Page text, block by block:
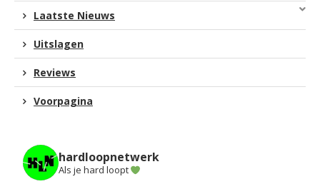
Laatste Nieuws
Uitslagen
Reviews
Voorpagina
hardloopnetwerk
Als je hard loopt